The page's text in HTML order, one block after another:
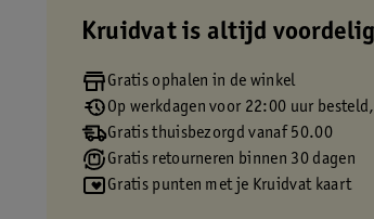
Kruidvat is altijd voordelig
Gratis ophalen in de winkel
Op werkdagen voor 22:00 uur
Gratis thuisbezorgd vanaf 50.00
Gratis retourneren binnen 30 dagen
Gratis punten met je Kruidvat kaart